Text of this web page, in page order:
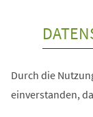
Durch die
einverstanden,